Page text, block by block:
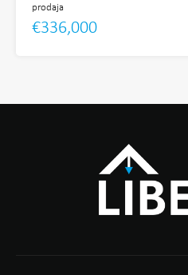
prodaja
€336,000